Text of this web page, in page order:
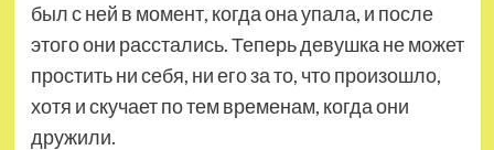
был с ней в момент, когда она упала, и после
этого они расстались. Теперь девушка не может
простить ни себя, ни его за то, что произошло,
хотя и скучает по тем временам, когда они
дружили.